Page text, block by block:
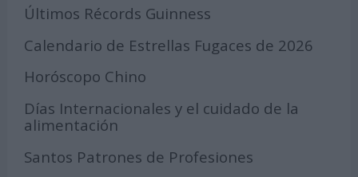
Últimos Récords Guinness
Calendario de Estrellas Fugaces de 2026
Horóscopo Chino
Días Internacionales y el cuidado de la
alimentación
Santos Patrones de Profesiones